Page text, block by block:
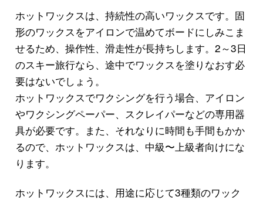
ホットワックスは、持続性の高いワックスです。固
形のワックスをアイロンで温めてボードにしみこま
せるため、操作性、滑走性が長持ちします。2～3日
のスキー旅行なら、途中でワックスを塗りなおす必
要はないでしょう。
ホットワックスでワクシングを行う場合、アイロン
やワクシングペーパー、スクレイパーなどの専用器
具が必要です。また、それなりに時間も手間もかか
るので、ホットワックスは、中級〜上級者向けにな
ります。
ホットワックスには、用途に応じて3種類のワック